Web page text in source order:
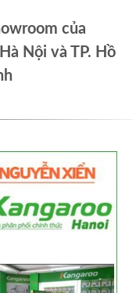
của
Nội và TP. Hồ